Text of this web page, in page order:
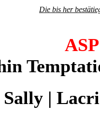
Die bis her
Sally |